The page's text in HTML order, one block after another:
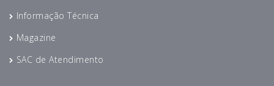
Informação Técnica
Magazine
SAC de Atendimento